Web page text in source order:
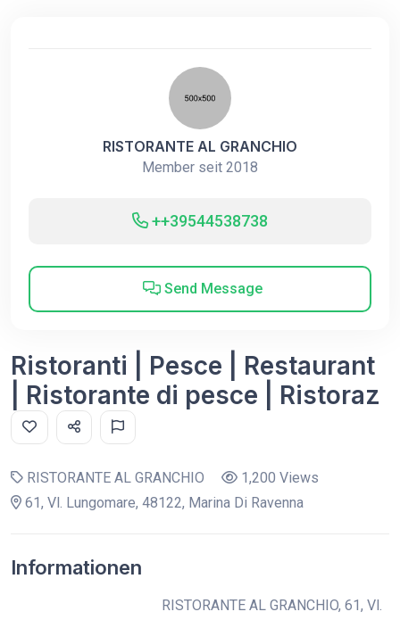
RISTORANTE AL GRANCHIO
Member seit 2018
++39544538738
Send Message
Ristoranti | Pesce | Restaurant
| Ristorante di pesce | Ristoraz
RISTORANTE AL GRANCHIO
1,200 Views
61, Vl. Lungomare, 48122, Marina Di Ravenna
Informationen
RISTORANTE AL GRANCHIO, 61, Vl.